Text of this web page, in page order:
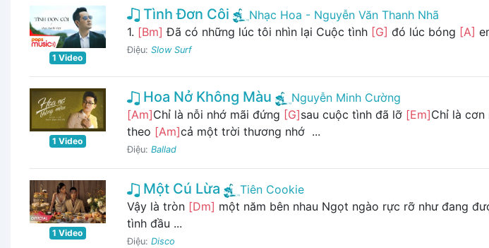
1 Video
Tình Đơn Côi
Nhạc Hoa - Nguyễn Văn Thanh Nhã
1. [Bm] Đã có những lúc tôi nhìn lại Cuộc tình [G] đó lúc bóng [A]
Điệu: Slow Surf
1 Video
Hoa Nở Không Màu
Nguyễn Minh Cường
[Am]Chỉ là nỗi nhớ mãi đứng [G]sau cuộc tình đã lỡ [Em]Chỉ là cơn
theo [Am]cả một trời thương nhớ ...
Điệu: Ballad
1 Video
Một Cú Lừa
Tiên Cookie
Vậy là tròn [Dm] một năm bên nhau Ngọt ngào rực rỡ như đang
tình đầu ...
Điệu: Disco